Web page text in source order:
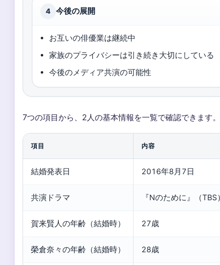
4 今後の展開
お互いの俳優業は継続中
家族のプライバシーは引き続き大切にしている
今後のメディア共演の可能性
7つの項目から、2人の基本情報を一覧で確認できます。
項目 内容
結婚発表日 2016年8月7日
共演ドラマ 『Nのために』（TBS
賀来賢人の年齢（結婚時） 27歳
榮倉奈々の年齢（結婚時） 28歳